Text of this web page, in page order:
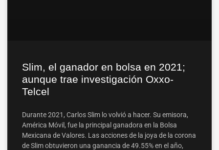
Slim, el ganador en bolsa en 2021;
aunque trae investigación Oxxo-
Telcel
Durante 2021, Carlos Slim lo volvió a hacer. Su emisora,
América Móvil, fue la principal ganadora en la Bolsa
Mexicana de Valores. Las acciones de la joya de la corona
de Slim obtuvieron una ganancia de 49.55% en el año,